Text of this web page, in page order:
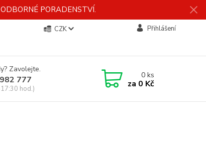
PORADENSTVÍ.
CZK Přihlášení
Zavolejte.
777
hod.)
0ks
za 0 Kč